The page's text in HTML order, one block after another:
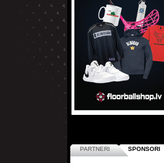
PARTNERI SPONSORI